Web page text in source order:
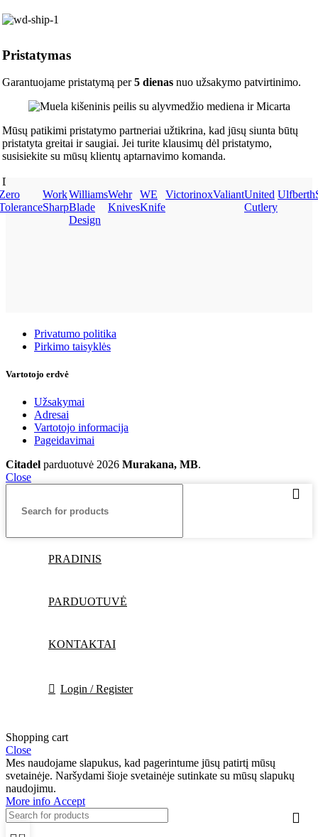
Pristatymas
Garantuojame pristatymą per5 dienas nuo užsakymo patvirtinimo.
Mūsų patikimi pristatymo partneriai užtikrina, kad jūsų siunta būtų
pristatyta greitai ir saugiai. Jei turite klausimų dėl pristatymo,
susisiekite su mūsų klientų aptarnavimo komanda.
Dėkojame, kad renkates mus!
Work
Sharp
Williams
Blade
Design
Wehr
Knives
WE
Knife
VictorinoxValiantUnited
Cutlery
Ulfberth
Privatumo politika
Pirkimo taisyklės
Vartotojo erdvė
Užsakymai
Adresai
Vartotojo informacija
Pageidavimai
Citadel parduotuvė 2026 Murakana, MB.
Close
PRADINIS
PARDUOTUVĖ
KONTAKTAI
Login / Register
Shopping cart
Close
Mes naudojame slapukus, kad pagerintume jūsų patirtį mūsų
svetainėje. Naršydami šioje svetainėje sutinkate su mūsų slapukų
naudojimu.
More info More
info
Accept
0